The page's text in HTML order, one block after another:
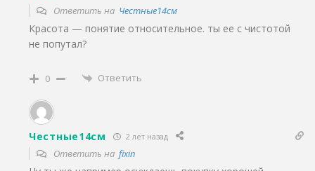
Ответить на Честные14см
Красота — понятие относительное. ты ее с чистотой
не попутал?
0 Ответить
Честные14см 2 лет назад
Ответить на fixin